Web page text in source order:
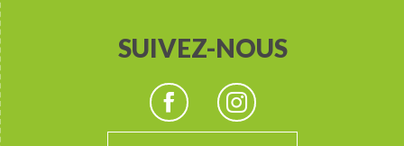
SUIVEZ-NOUS